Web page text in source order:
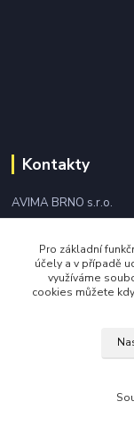
Kontakty
AVIMA BRNO s.r.o.
+420 543 249
avima@avima.cz
Pro základní
účely a v případě
využíváme
cookies můžete